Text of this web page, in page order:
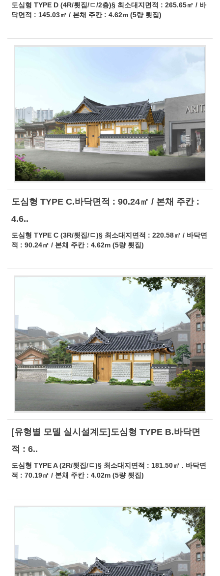
도심형 TYPE D (4R/툇집/ㄷ/2층)§ 최소대지면적 : 265.65㎡ / 바
닥면적 : 145.03㎡ / 본채 주칸 : 4.62m (5량 툇집)
도심형 TYPE C.바닥면적 : 90.24㎡ / 본채 주칸 :
4.6..
도심형 TYPE C (3R/툇집/ㄷ)§ 최소대지면적 : 220.58㎡ / 바닥면
적 : 90.24㎡ / 본채 주칸 : 4.62m (5량 툇집)
[유형별 모델 실시설계도]도심형 TYPE B.바닥면
적 : 6..
도심형 TYPE A (2R/툇집/ㄷ)§ 최소대지면적 : 181.50㎡ . 바닥면
적 : 70.19㎡ / 본채 주칸 : 4.02m (5량 툇집)